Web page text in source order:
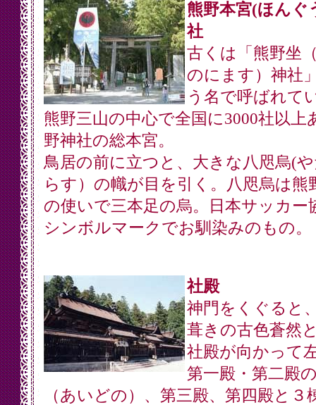
熊野本宮(ほんぐ
社
古くは「熊野坐
のにます）神社
う名で呼ばれて
熊野三山の中心で全国に3000社以上
野神社の総本宮。
鳥居の前に立つと、大きな八咫烏(
らす）の幟が目を引く。八咫烏は熊
の使いで三本足の烏。日本サッカー
シンボルマークでお馴染みのもの。
社殿
神門をくぐると
葺きの古色蒼然
社殿が向かって
第一殿・第二殿
（あいどの）、第三殿、第四殿と３